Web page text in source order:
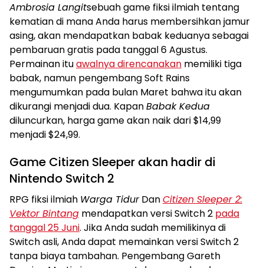
Ambrosia Langitsebuah game fiksi ilmiah tentang
kematian di mana Anda harus membersihkan jamur
asing, akan mendapatkan babak keduanya sebagai
pembaruan gratis pada tanggal 6 Agustus.
Permainan ituawalnya direncanakan memiliki tiga
babak, namun pengembang Soft Rains
mengumumkan pada bulan Maret bahwa itu akan
dikurangi menjadi dua. KapanBabak Kedua
diluncurkan, harga game akan naik dari $14,99
menjadi $24,99.
Game Citizen Sleeper akan hadir di
Nintendo Switch 2
RPG fiksi ilmiah Warga TidurDanCitizen Sleeper 2:
Vektor Bintang mendapatkan versi Switch 2 pada
tanggal 25 Juni. Jika Anda sudah memilikinya di
Switch asli, Anda dapat memainkan versi Switch 2
tanpa biaya tambahan. Pengembang Gareth